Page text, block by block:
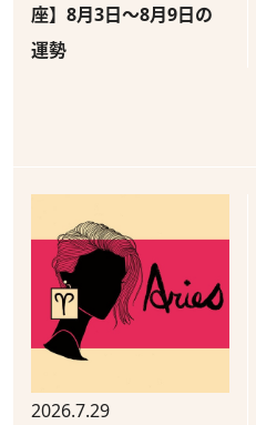
座】8月3日～8月9日の
運勢
2026.7.29